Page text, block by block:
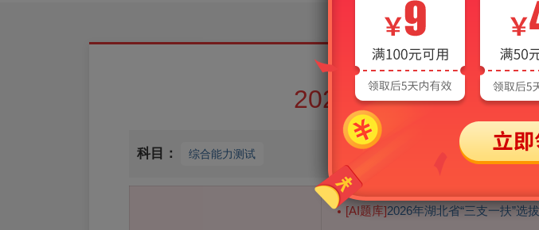
2026年湖北省“三支
科目： 综合能力测试
[AI题库]2026年湖北省“三支一扶”选